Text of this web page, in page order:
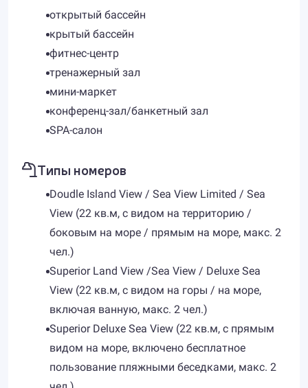
открытый бассейн
крытый бассейн
фитнес-центр
тренажерный зал
мини-маркет
конференц-зал/банкетный зал
SPA-салон
Типы номеров
Doudle Island View / Sea View Limited / Sea
View (22 кв.м, с видом на территорию /
боковым на море / прямым на море, макс. 2
чел.)
Superior Land View /Sea View / Deluxe Sea
View (22 кв.м, с видом на горы / на море,
включая ванную, макс. 2 чел.)
Superior Deluxe Sea View (22 кв.м, с прямым
видом на море, включено бесплатное
пользование пляжными беседками, макс. 2